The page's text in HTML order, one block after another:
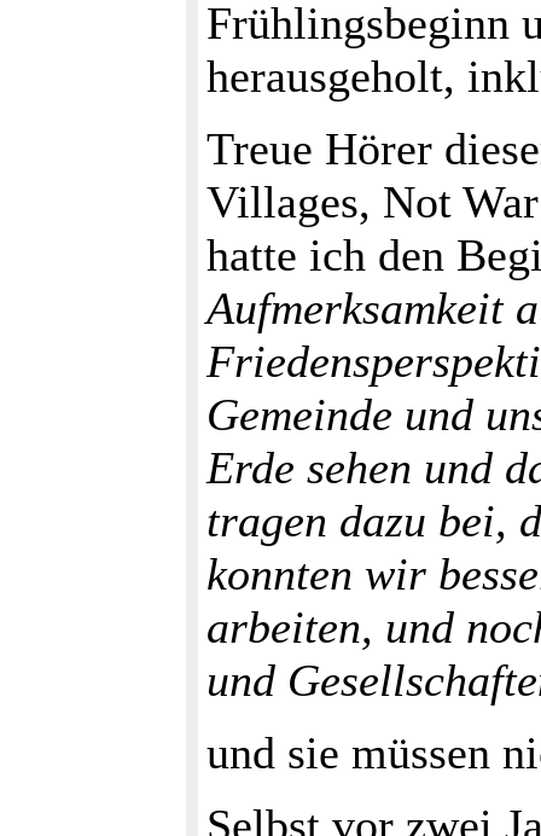
Frühlingsbeginn
herausgeholt,
Treue Hörer
Villages, Not
hatte ich den
Aufmerksamkeit
Gemeinde und
Erde sehen und
tragen dazu bei,
konnten wir
arbeiten, und
und
und sie müssen
Selbst vor zwei